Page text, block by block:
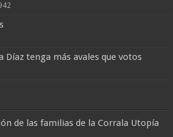
Díaz tenga más avales que votos
de las familias de la Corrala Utopía